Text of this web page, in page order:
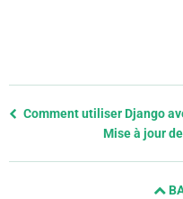
Previous
Comment utiliser Django
Mise à jour